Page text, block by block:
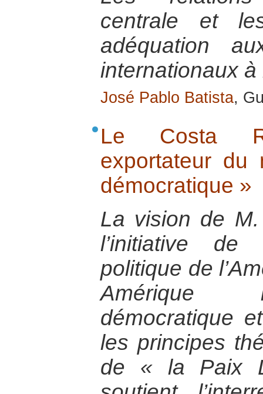
centrale et
adéquation
internationaux
José Pablo Batista,
Le Costa
exportateur
démocratique »
La vision de
l’initiative
politique de
Amérique
démocratique
les principes
de « la Paix